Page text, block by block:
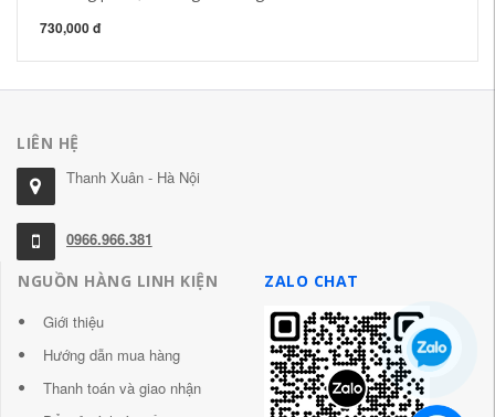
730,000 đ
LIÊN HỆ
Thanh Xuân - Hà Nội
0966.966.381
NGUỒN HÀNG LINH KIỆN
Giới thiệu
Hướng dẫn mua hàng
Thanh toán và giao nhận
ZALO CHAT